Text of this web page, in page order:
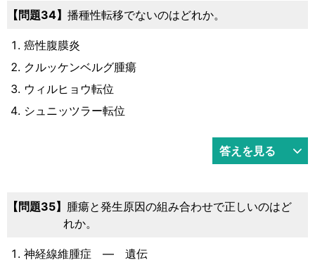
問題34 播種性転移でないのはどれか。
癌性腹膜炎
クルッケンベルグ腫瘍
ウィルヒョウ転位
シュニッツラー転位
答えを見る
問題35
腫瘍と発生原因の組み合わせで正しいのはど
れか。
神経線維腫症 ― 遺伝